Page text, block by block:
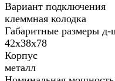
Вариант подключения
клеммная колодка
Габаритные размеры
42х38х78
Корпус
металл